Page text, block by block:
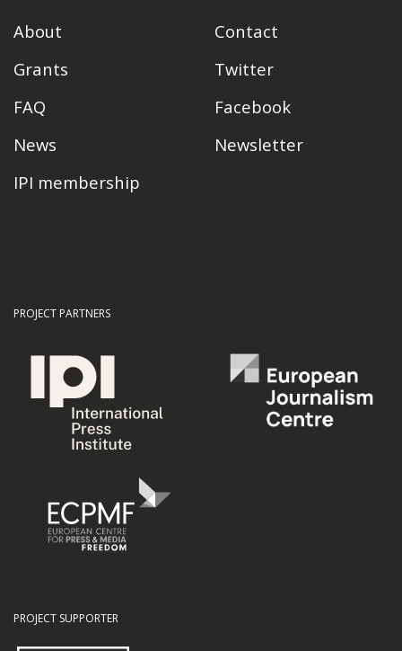
About
Grants
FAQ
News
IPI membership
Contact
Twitter
Facebook
Newsletter
PROJECT PARTNERS
PROJECT SUPPORTER